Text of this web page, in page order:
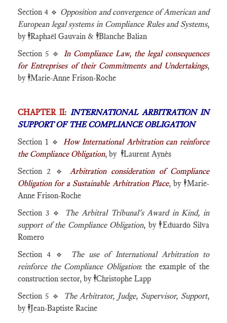
Section 4 🔹 Opposition and convergence of American and
European legal systems in Compliance Rules and Systems,
by 🕴️Raphaël Gauvain & 🕴️Blanche Balian
Section 5 🔹
In Compliance Law, the legal consequences
for Entreprises of their Commitments and Undertakings,
by 🕴️Marie-Anne Frison-Roche
CHAPTER II: INTERNATIONAL ARBITRATION IN
SUPPORT OF THE COMPLIANCE OBLIGATION
Section 1 🔹 How International Arbitration can reinforce
the Compliance Obligation, by 🕴️Laurent Aynès
Section 2 🔹Arbitration consideration of Compliance
Obligation for a Sustainable Arbitration Place, by 🕴️Marie-
Anne Frison-Roche
Section 3 🔹
The Arbitral Tribunal's Award in Kind, in
support of the Compliance Obligation, by 🕴️Eduardo Silva
Romero
Section 4 🔹
The use of International Arbitration to
reinforce the Compliance Obligation: the example of the
construction sector, by 🕴️Christophe Lapp
Section 5 🔹
The Arbitrator, Judge, Supervisor, Support,
by 🕴️Jean-Baptiste Racine